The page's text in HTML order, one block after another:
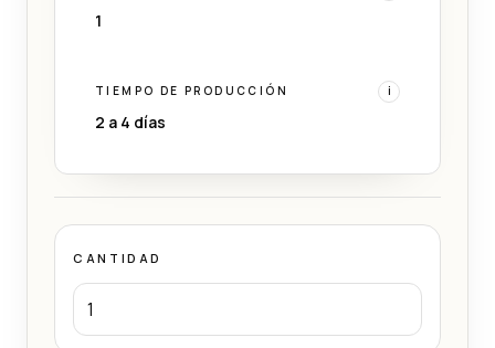
1
TIEMPO DE PRODUCCIÓN i
2 a 4 días
CANTIDAD